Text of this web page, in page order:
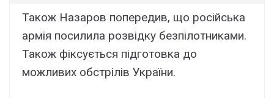
Також Назаров попередив, що російська
армія посилила розвідку безпілотниками.
Також фіксується підготовка до
можливих обстрілів України.